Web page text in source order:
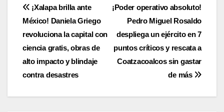
Navegación
de
entradas
¡Poder operativo absoluto!
Pedro Miguel Rosaldo
despliega un ejército en 7
puntos críticos y rescata a
Coatzacoalcos sin gastar
de más
¡Xalapa brilla ante
México! Daniela Griego
revoluciona la capital con
ciencia gratis, obras de
alto impacto y blindaje
contra desastres